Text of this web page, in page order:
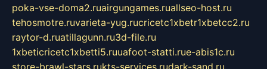
poka-vse-doma2.ruairgungames.ruallseo-host.ru
tehosmotre.ruvarieta-yug.rucricetc1xbetr1xbetcc2.ru
raytor-d.ruatillagunn.ru3d-file.ru
1xbeticricetc1xbetti5.ruuafoot-statti.rue-abis1c.ru